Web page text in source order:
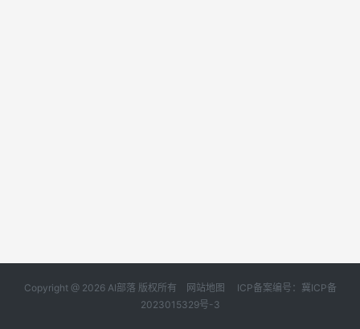
Copyright @ 2026 AI部落 版权所有 网站地图
ICP备案编号：冀ICP备
2023015329号-3